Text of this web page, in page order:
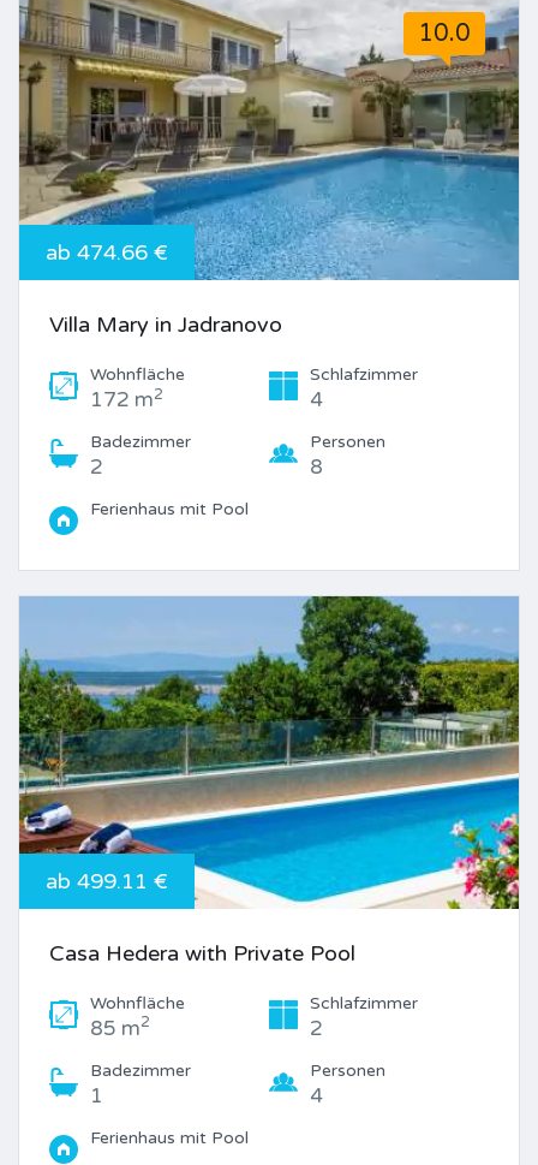
10.0
ab 474.66 €
Villa Mary in Jadranovo
Wohnfläche
172 m2
Schlafzimmer
4
Badezimmer
2
Personen
8
Ferienhaus mit Pool
ab 499.11 €
Casa Hedera with Private Pool
Wohnfläche
85 m2
Schlafzimmer
2
Badezimmer
1
Personen
4
Ferienhaus mit Pool